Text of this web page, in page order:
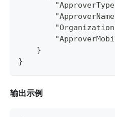
    }
}
输出示例